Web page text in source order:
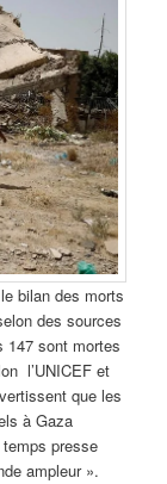
bilan des morts
des sources
147 sont mortes
l’UNICEF et
que les
à Gaza
presse
ampleur ».